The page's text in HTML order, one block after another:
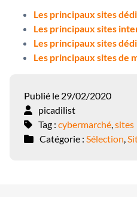
Les principaux sites
Les principaux sites
Les principaux sites
Les principaux sites de
Publié le 29/02/2020
picadilist
Tag : cybermarché,sites
Catégorie : Sélection,